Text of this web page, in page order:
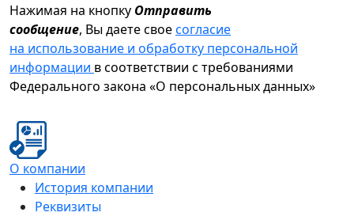
Нажимая на кнопку Отправить
сообщение, Вы даете своесогласие
на использование и обработку персональной
информации в соответствии с требованиями
Федерального закона «О персональных данных»
О компании
История компании
Реквизиты